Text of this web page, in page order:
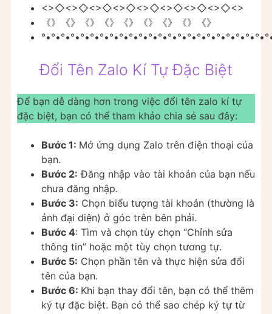
<>◇<>◇<>◇<>◇<>◇<>◇<>◇<>◇<>
《》《》《》《》《》《》《》《》《》
Đổi Tên Zalo Kí Tự Đặc Biệt
Để bạn dễ dàng hơn trong việc đổi tên zalo kí tự
đặc biệt, bạn có thể tham khảo chia sẻ sau đây:
Bước 1: Mở ứng dụng Zalo trên điện thoại của
bạn.
Bước 2: Đăng nhập vào tài khoản của bạn nếu
chưa đăng nhập.
Bước 3: Chọn biểu tượng tài khoản (thường là
ảnh đại diện) ở góc trên bên phải.
Bước 4: Tìm và chọn tùy chọn “Chỉnh sửa
thông tin” hoặc một tùy chọn tương tự.
Bước 5: Chọn phần tên và thực hiện sửa đổi
tên của bạn.
Bước 6: Khi bạn thay đổi tên, bạn có thể thêm
ký tự đặc biệt. Bạn có thể sao chép ký tự từ